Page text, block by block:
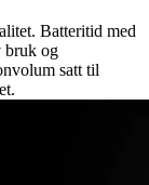
Batteritid med
bruk og
satt til